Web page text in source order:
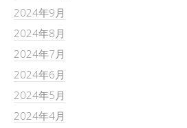
2024年9月
2024年8月
2024年7月
2024年6月
2024年5月
2024年4月